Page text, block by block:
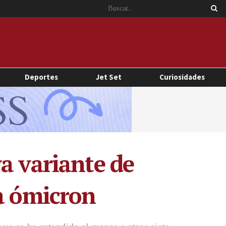
Deportes Jet Set Curiosidades
variante de
ómicron